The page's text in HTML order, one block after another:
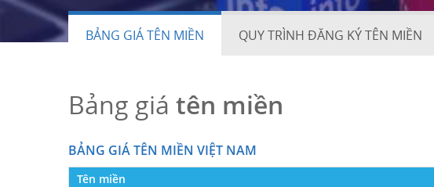
BẢNG GIÁ TÊN MIỀN QUY TRÌNH ĐĂNG KÝ TÊN MIỀN
Bảng giá tên miền
BẢNG GIÁ TÊN MIỀN VIỆT NAM
Tên miền